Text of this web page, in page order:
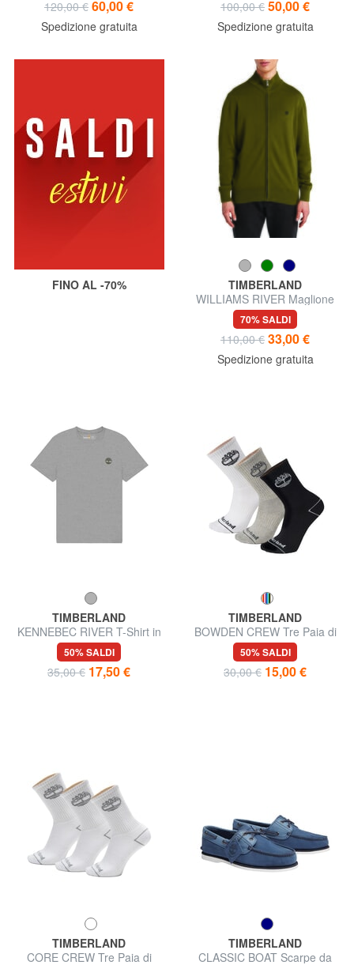
120,00 € 60,00 €
Spedizione gratuita
100,00 € 50,00 €
Spedizione gratuita
FINO AL -70%
TIMBERLAND
WILLIAMS RIVER Maglione
con zip
70% SALDI
110,00 € 33,00 €
Spedizione gratuita
TIMBERLAND
KENNEBEC RIVER T-Shirt in
cotone
50% SALDI
35,00 € 17,50 €
TIMBERLAND
BOWDEN CREW Tre Paia di
calze
50% SALDI
30,00 € 15,00 €
TIMBERLAND
CORE CREW Tre Paia di
TIMBERLAND
CLASSIC BOAT Scarpe da